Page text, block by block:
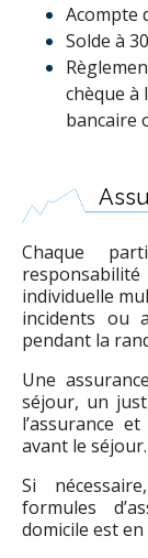
Acompte
Solde à
chèque à
bancaire
Chaque
individuelle
incidents ou
pendant la
Une
séjour, un
l’assurance
avant le séjour.
Si
formules
domicile est